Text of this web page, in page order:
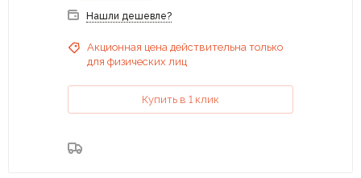
Нашли дешевле?
Акционная цена действительна только
для физических лиц
Купить в 1 клик